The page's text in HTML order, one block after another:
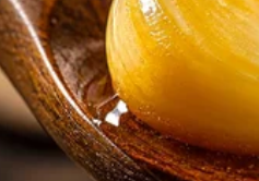
poslovne prilike, unapređenje
preciznost, organizacija i
o promeni posla,
budućnost.